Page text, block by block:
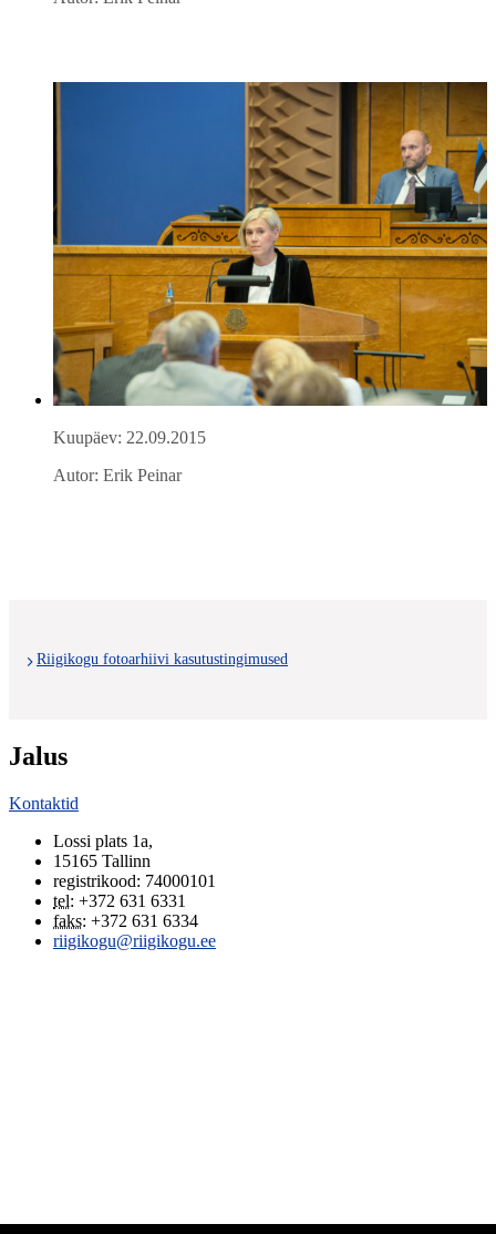
Kuupäev: 22.09.2015
Autor: Erik Peinar
Riigikogu fotoarhiivi kasutustingimused
Jalus
Kontaktid
Lossi plats 1a,
15165 Tallinn
registrikood: 74000101
tel: +372 631 6331
faks: +372 631 6334
riigikogu@riigikogu.ee